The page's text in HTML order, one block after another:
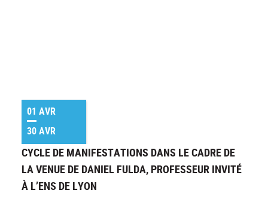
01 AVR
30 AVR
CYCLE DE MANIFESTATIONS DANS LE CADRE DE
LA VENUE DE DANIEL FULDA, PROFESSEUR INVITÉ
À L’ENS DE LYON